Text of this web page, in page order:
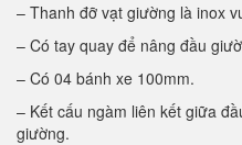
– Thanh đỡ vạt giường là inox
– Có tay quay để nâng đầu
– Có 04 bánh xe 100mm.
– Kết cấu ngàm liên kết giữa
giường.